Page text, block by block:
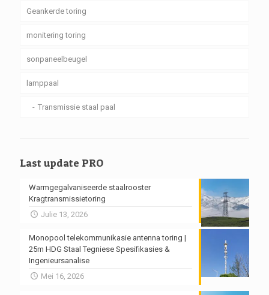
Geankerde toring
monitering toring
sonpaneelbeugel
lamppaal
Transmissie staal paal
Last update PRO
Warmgegalvaniseerde staalrooster
Kragtransmissietoring
Julie 13, 2026
Monopool telekommunikasie antenna toring |
25m HDG Staal Tegniese Spesifikasies &
Ingenieursanalise
Mei 16, 2026